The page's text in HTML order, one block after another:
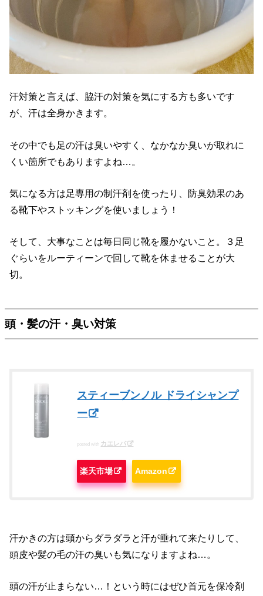
汗対策と言えば、脇汗の対策を気にする方も多いです
が、汗は全身かきます。
その中でも足の汗は臭いやすく、なかなか臭いが取れに
くい箇所でもありますよね…。
気になる方は足専用の制汗剤を使ったり、防臭効果のあ
る靴下やストッキングを使いましょう！
そして、大事なことは毎日同じ靴を履かないこと。３足
ぐらいをルーティーンで回して靴を休ませることが大
切。
頭・髪の汗・臭い対策
スティーブンノル ドライシャンプ
ー
posted with カエレバ
楽天市場 Amazon
汗かきの方は頭からダラダラと汗が垂れて来たりして、
頭皮や髪の毛の汗の臭いも気になりますよね…。
頭の汗が止まらない…！という時にはぜひ首元を保冷剤